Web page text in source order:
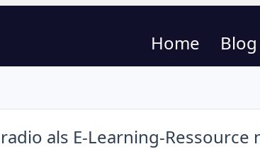
Home Blog
als E-Learning-Ressource